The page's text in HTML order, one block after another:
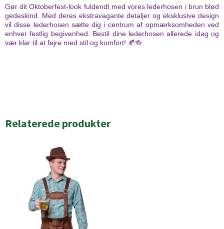
Gør dit Oktoberfest-look fuldendt med vores lederhosen i brun blød
gedeskind. Med deres ekstravagante detaljer og eksklusive design
vil disse lederhosen sætte dig i centrum af opmærksomheden ved
enhver festlig begivenhed. Bestil dine lederhosen allerede idag og
vær klar til at fejre med stil og komfort! 🍂🍻
Relaterede produkter